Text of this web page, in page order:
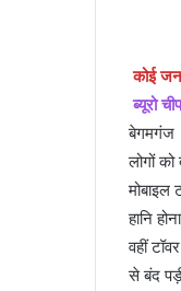
कोई
ब्यूरो
बेगमगंज
लोगों
हानि
वहीं
से बंद